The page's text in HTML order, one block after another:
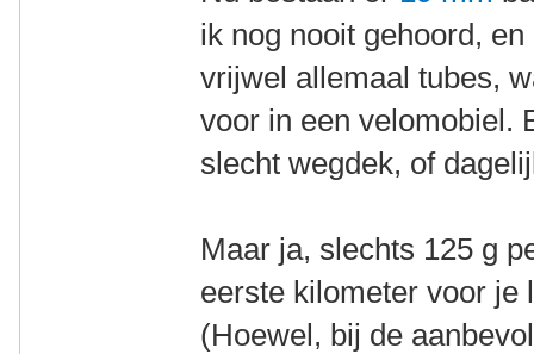
ik nog nooit gehoord,
vrijwel allemaal tubes,
voor in een velomobiel.
slecht wegdek, of
Maar ja, slechts 125 g
eerste kilometer voor je
(Hoewel, bij de